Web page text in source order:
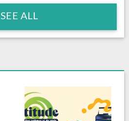
SEE ALL